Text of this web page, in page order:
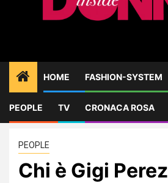
HOME FASHION-SYSTEM
PEOPLE TV CRONACA ROSA
Home PEOPLE Chi è Gigi Perez
PEOPLE
Chi è Gigi Perez